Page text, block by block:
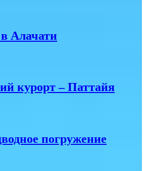
Алачати
курорт – Паттайя
погружение